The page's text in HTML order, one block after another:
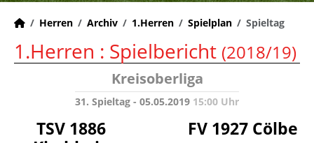
Herren Archiv 1.Herren Spielplan Spieltag
1.Herren : Spielbericht (2018/19)
Kreisoberliga
31. Spieltag - 05.05.2019 15:00 Uhr
TSV 1886
FV 1927 Cölbe